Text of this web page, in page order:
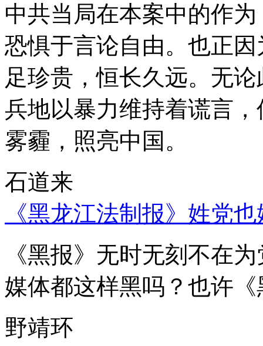
中共当局在本案中的作
恐惧于言论自由。也正
足珍贵，恒长久远。无
兵地以暴力维持着谎言
雾霾，照亮中国。
石道来
《黑龙江法制报》姓党
《黑报》无时无刻不在
媒体都这样黑吗？也许
野靖环